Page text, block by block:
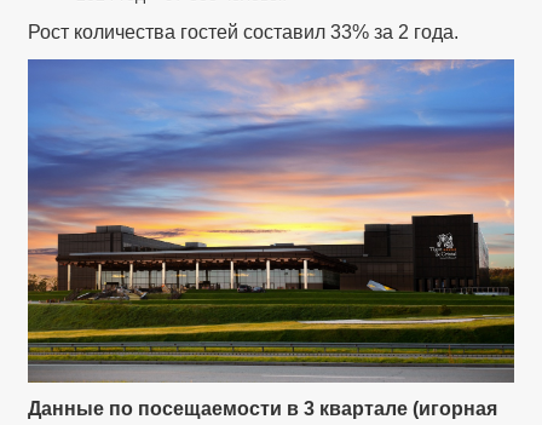
Рост количества гостей составил 33% за 2 года.
Данные по посещаемости в 3 квартале (игорная